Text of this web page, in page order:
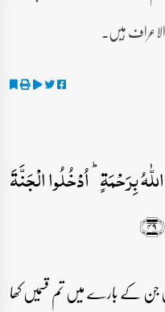
ہیں۔
بِرَحۡمَۃٍ ؕ اُدۡخُلُوا الۡجَنَّۃَ
جن کے بارے میں تم قسمیں کھا